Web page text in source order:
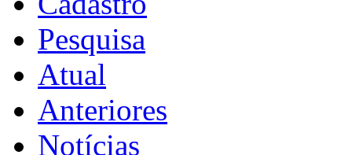
Pesquisa
Atual
Anteriores
Notícias